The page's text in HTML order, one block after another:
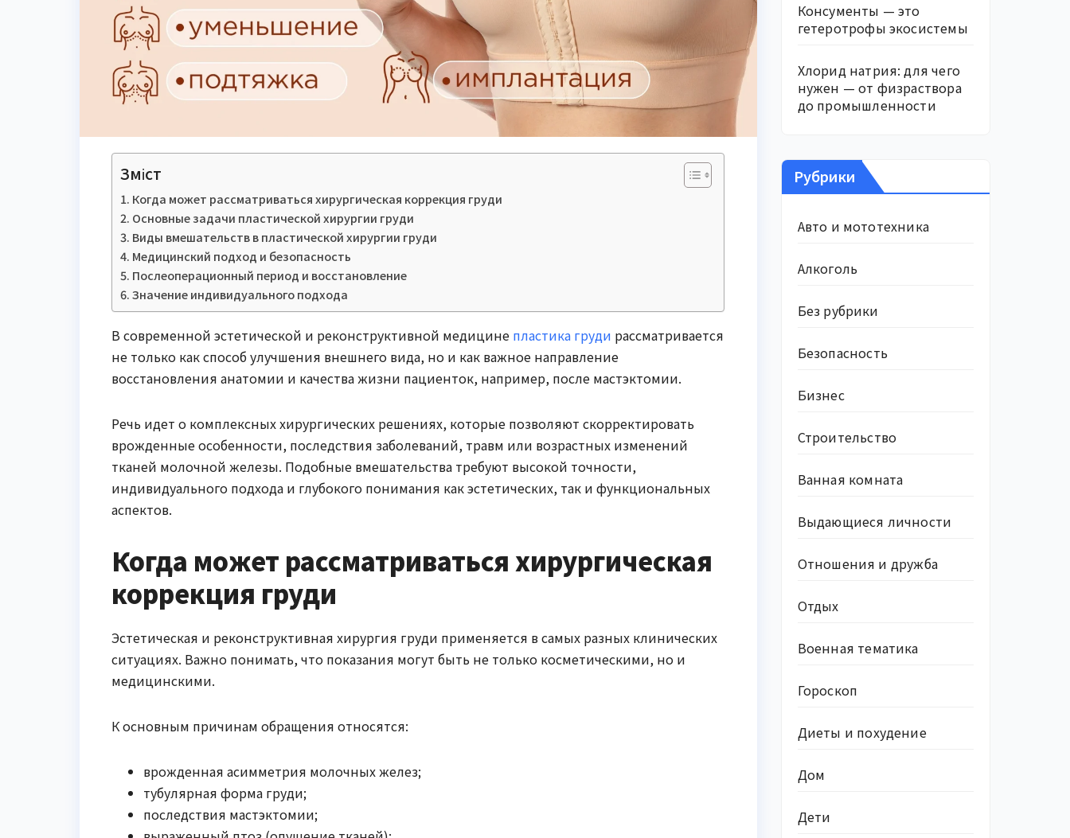
Зміст
Когда может рассматриваться хирургическая коррекция груди
Основные задачи пластической хирургии груди
Виды вмешательств в пластической хирургии груди
Медицинский подход и безопасность
Послеоперационный период и восстановление
Значение индивидуального подхода
В современной эстетической и реконструктивной медицине пластика груди рассматривается
не только как способ улучшения внешнего вида, но и как важное направление
восстановления анатомии и качества жизни пациенток, например, после мастэктомии.
Речь идет о комплексных хирургических решениях, которые позволяют скорректировать
врожденные особенности, последствия заболеваний, травм или возрастных изменений
тканей молочной железы. Подобные вмешательства требуют высокой точности,
индивидуального подхода и глубокого понимания как эстетических, так и функциональных
аспектов.
Когда может рассматриваться хирургическая
коррекция груди
Эстетическая и реконструктивная хирургия груди применяется в самых разных клинических
ситуациях. Важно понимать, что показания могут быть не только косметическими, но и
медицинскими.
К основным причинам обращения относятся:
врожденная асимметрия молочных желез;
тубулярная форма груди;
последствия мастэктомии;
Консументы — это
гетеротрофы экосистемы
Хлорид натрия: для чего
нужен — от физраствора
до промышленности
Рубрики
Авто и мототехника
Алкоголь
Без рубрики
Безопасность
Бизнес
Строительство
Ванная комната
Выдающиеся личности
Отношения и дружба
Отдых
Военная тематика
Гороскоп
Диеты и похудение
Дом
Дети